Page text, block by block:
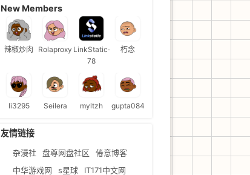
New Members
辣椒炒肉 Rolaproxy LinkStatic-
78
朽念
li3295 Seilera myltzh gupta084
友情链接
杂漫社 盘尊网盘社区
倦意博客
中华游戏网
s星球
IT171中文网